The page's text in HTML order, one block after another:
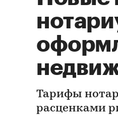
Тарифы
расценками